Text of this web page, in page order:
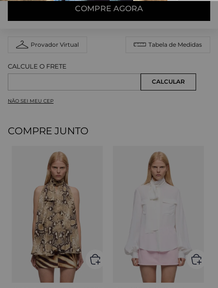
COMPRE AGORA
Provador Virtual Tabela de Medidas
NÃO SEI MEU CEP
COMPRE JUNTO